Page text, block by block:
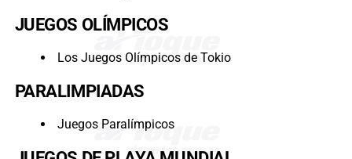
JUEGOS OLÍMPICOS
Los Juegos Olímpicos de Tokio
PARALIMPIADAS
Juegos Paralímpicos